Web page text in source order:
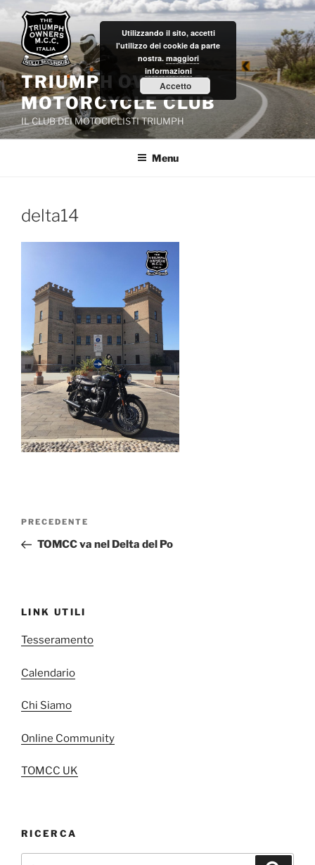
Salta
contenuto
TRIUMPH OWNERS'
MOTORCYCLE CLUB
IL CLUB DEI MOTOCICLISTI TRIUMPH
Menu
delta14
Navigazione
Articolo
precedente:
PRECEDENTE
TOMCC va nel Delta del Po
LINK UTILI
Tesseramento
Calendario
Chi Siamo
Online Community
TOMCC UK
RICERCA
Utilizzando il sito, accetti
l'utilizzo dei cookie da parte
nostra. maggiori
informazioni
Accetto